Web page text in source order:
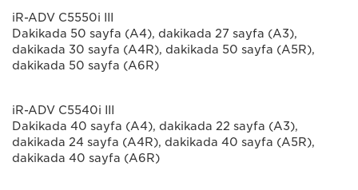
iR-ADV C5550i III
Dakikada 50 sayfa (A4), dakikada 27 sayfa (A3),
dakikada 30 sayfa (A4R), dakikada 50 sayfa (A5R),
dakikada 50 sayfa (A6R)
iR-ADV C5540i III
Dakikada 40 sayfa (A4), dakikada 22 sayfa (A3),
dakikada 24 sayfa (A4R), dakikada 40 sayfa (A5R),
dakikada 40 sayfa (A6R)